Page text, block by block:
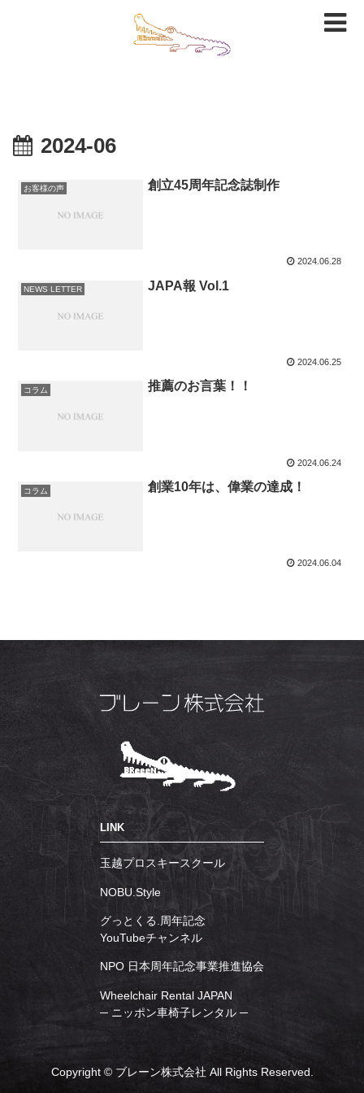
2024-06
お客様の声 創立45周年記念誌制作
2024.06.28
NEWS LETTER JAPA報 Vol.1
2024.06.25
コラム 推薦のお言葉！！
2024.06.24
コラム 創業10年は、偉業の達成！
2024.06.04
LINK
玉越プロスキースクール
NOBU.Style
グっとくる.周年記念
YouTubeチャンネル
NPO 日本周年記念事業推進協会
Wheelchair Rental JAPAN
─ ニッポン車椅子レンタル ─
Copyright © ブレーン株式会社 All Rights Reserved.